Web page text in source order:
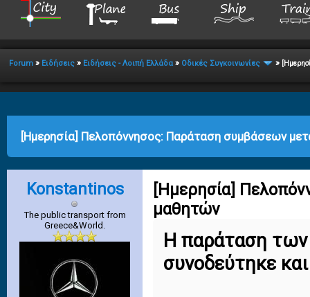
Forum » Ειδήσεις » Ειδήσεις - Λοιπή Ελλάδα » Οδικές Συγκοινωνίες »
[Ημερησία] Πελοπόννησος: Παράταση συμβάσεων
Konstantinos
The public transport from
Greece&World.
[Ημερησία]
μαθητών
Η παράταση
συνοδεύτηκε